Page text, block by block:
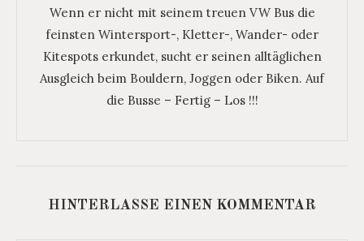
Wenn er nicht mit seinem treuen VW Bus die
feinsten Wintersport-, Kletter-, Wander- oder
Kitespots erkundet, sucht er seinen alltäglichen
Ausgleich beim Bouldern, Joggen oder Biken. Auf
die Busse – Fertig – Los !!!
HINTERLASSE EINEN KOMMENTAR